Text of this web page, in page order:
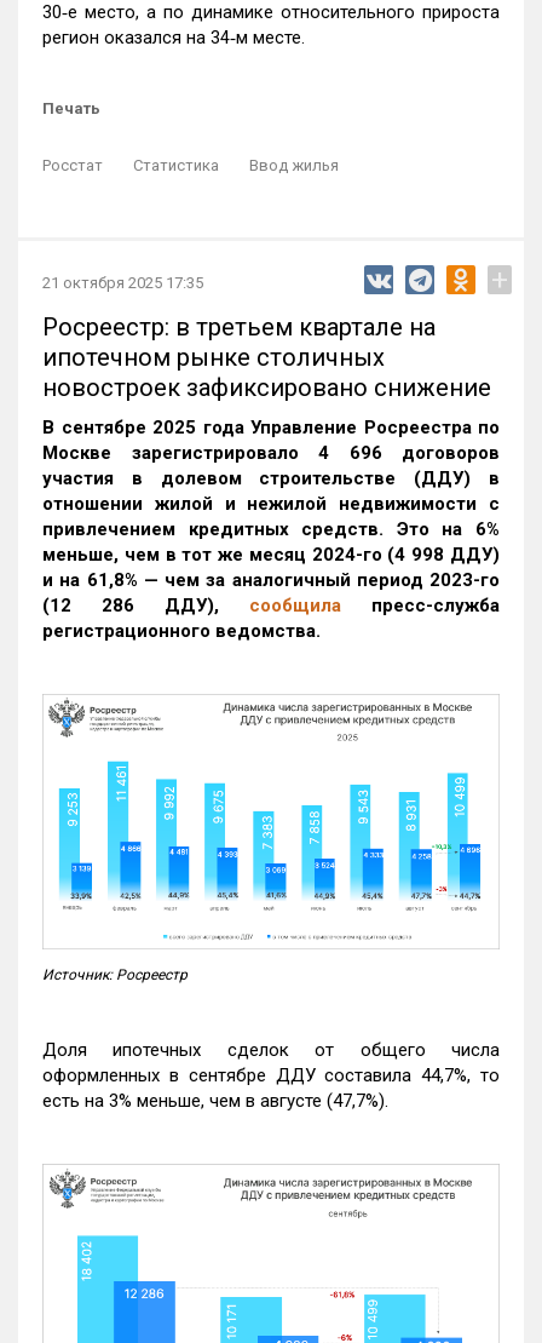
30‑е место, а по динамике относительного прироста
регион оказался на 34‑м месте.
Печать
Росстат Статистика Ввод жилья
21 октября 2025 17:35 +
Росреестр: в третьем квартале на
ипотечном рынке столичных
новостроек зафиксировано снижение
В сентябре 2025 года Управление Росреестра по
Москве зарегистрировало 4 696 договоров
участия в долевом строительстве (ДДУ) в
отношении жилой и нежилой недвижимости с
привлечением кредитных средств. Это на 6%
меньше, чем в тот же месяц 2024-го (4 998 ДДУ)
и на 61,8% — чем за аналогичный период 2023-го
(12 286 ДДУ), сообщила пресс-служба
регистрационного ведомства.
Источник: Росреестр
Доля ипотечных сделок от общего числа
оформленных в сентябре ДДУ составила 44,7%, то
есть на 3% меньше, чем в августе (47,7%).